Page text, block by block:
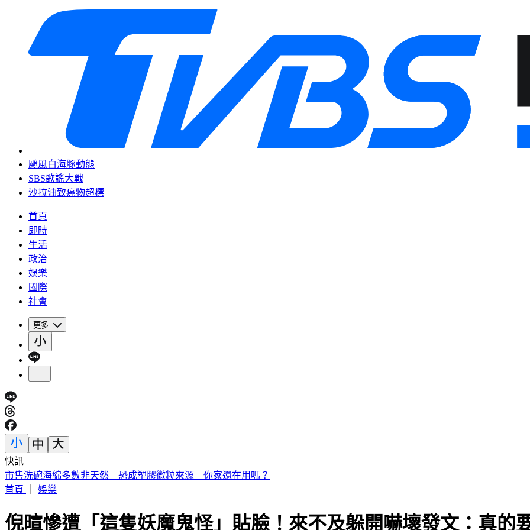
颱風白海豚動態
SBS歌謠大戰
沙拉油致癌物超標
首頁
即時
生活
政治
娛樂
國際
社會
更多
快訊
《夏日活動》花蓮FUN暑假 即將成真火舞秀 加碼重現
首頁
娛樂
倪暄慘遭「這隻妖魔鬼怪」貼臉！來不及躲開嚇壞發文：真的